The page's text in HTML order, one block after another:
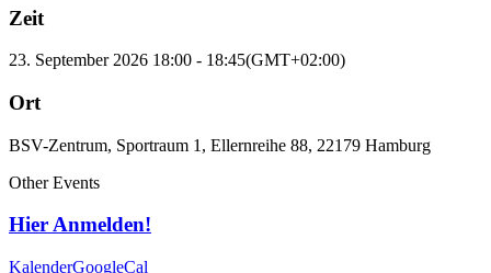
Zeit
23. September 2026 18:00 - 18:45(GMT+02:00)
Ort
BSV-Zentrum, Sportraum 1, Ellernreihe 88, 22179 Hamburg
Other Events
Hier Anmelden!
KalenderGoogleCal